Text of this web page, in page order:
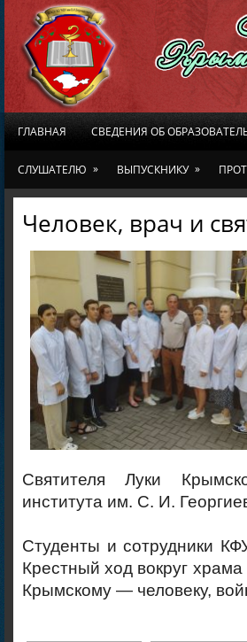
ГЛАВНАЯ СВЕДЕНИЯ ОБ
СЛУШАТЕЛЮ » ВЫПУСКНИКУ »
Человек, врач и
Святителя Луки
института им. С. И.
Студенты и сотрудники
Крестный ход вокруг
Крымскому — человеку,